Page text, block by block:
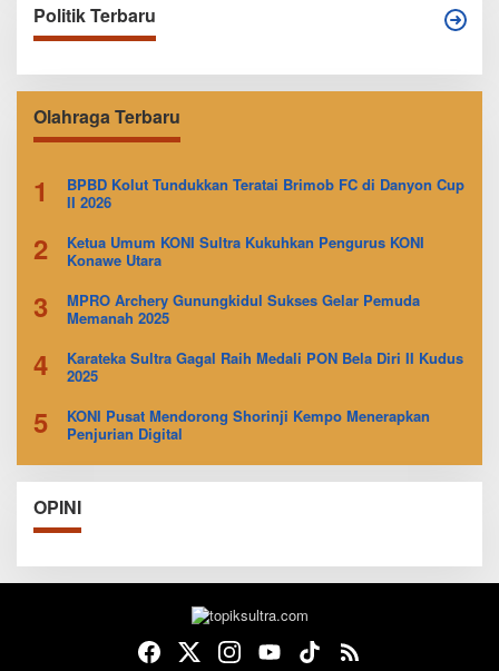
Politik Terbaru
Olahraga Terbaru
1
BPBD Kolut Tundukkan Teratai Brimob FC di Danyon Cup
II 2026
2
Ketua Umum KONI Sultra Kukuhkan Pengurus KONI
Konawe Utara
3
MPRO Archery Gunungkidul Sukses Gelar Pemuda
Memanah 2025
4
Karateka Sultra Gagal Raih Medali PON Bela Diri II Kudus
2025
5
KONI Pusat Mendorong Shorinji Kempo Menerapkan
Penjurian Digital
OPINI